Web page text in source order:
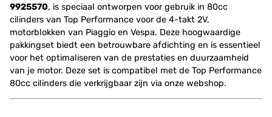
9925570, is speciaal ontworpen voor gebruik in 80cc
cilinders van Top Performance voor de 4-takt 2V,
motorblokken van Piaggio en Vespa. Deze hoogwaardige
pakkingset biedt een betrouwbare afdichting en is essentieel
voor het optimaliseren van de prestaties en duurzaamheid
van je motor. Deze set is compatibel met de Top Performance
80cc cilinders die verkrijgbaar zijn via onze webshop.